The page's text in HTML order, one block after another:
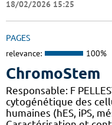
18/02/2026 15:25
PAGES
relevance: 100%
ChromoStem
Responsable: F
cytogénétique des
humaines (hES, iPS,